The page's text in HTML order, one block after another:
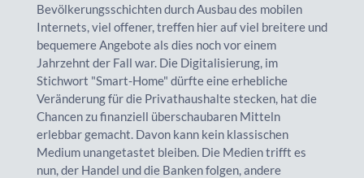
Bevölkerungsschichten durch Ausbau des mobilen
Internets, viel offener, treffen hier auf viel breitere und
bequemere Angebote als dies noch vor einem
Jahrzehnt der Fall war. Die Digitalisierung, im
Stichwort "Smart-Home" dürfte eine erhebliche
Veränderung für die Privathaushalte stecken, hat die
Chancen zu finanziell überschaubaren Mitteln
erlebbar gemacht. Davon kann kein klassischen
Medium unangetastet bleiben. Die Medien trifft es
nun, der Handel und die Banken folgen, andere